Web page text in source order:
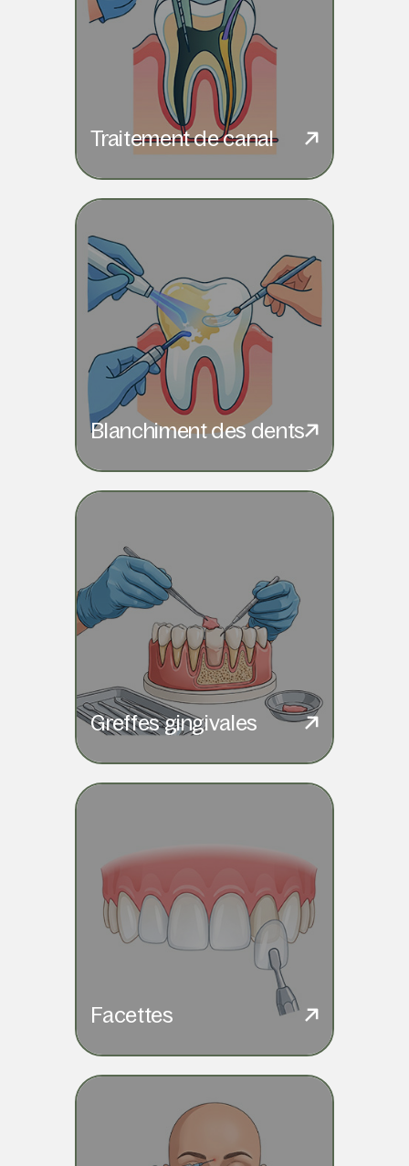
Traitement de canal
Blanchiment des dents
Greffes gingivales
Facettes